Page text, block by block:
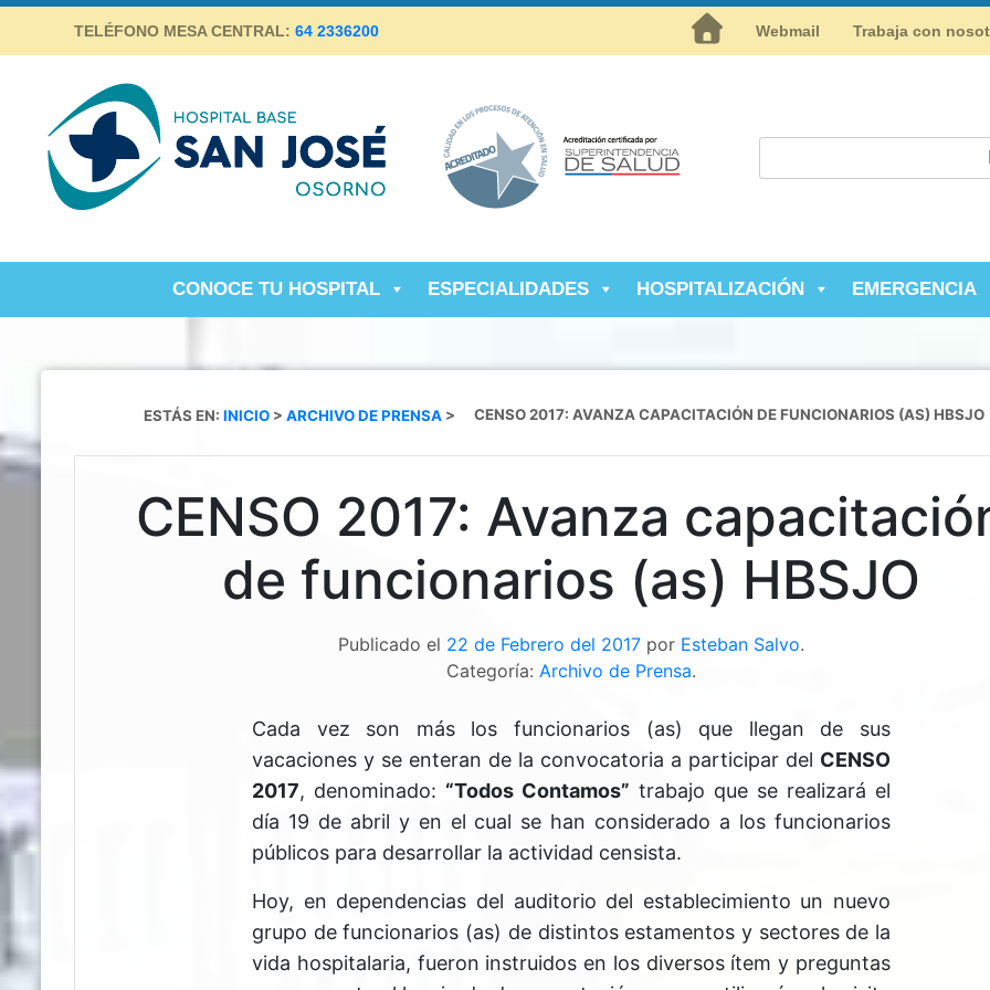
Skip
TELÉFONO MESA CENTRAL: 64 2336200 InicioWebmail Trabaja con
SALUD DE CALIDAD Y ALTA COMPLEJIDAD PARA LA
CONOCE TU HOSPITAL ESPECIALIDADES HOSPITALIZACIÓN EMERGENCIA
ESTÁS EN:INICIO >ARCHIVO DE PRENSA > CENSO 2017: AVANZA CAPACITACIÓN DE FUNCIONARIOS (AS) HBSJO
CENSO 2017: Avanza
de funcionarios (as) HBSJO
Publicado el 22 de Febrero del 2017 por Esteban Salvo.
Categoría: Archivo de Prensa.
Cada vez son más los funcionarios (as) que llegan de sus
vacaciones y se enteran de la convocatoria a participar del CENSO
2017, denominado: “Todos Contamos” trabajo que se realizará el
día 19 de abril y en el cual se han considerado a los funcionarios
públicos para desarrollar la actividad censista.
Hoy, en dependencias del auditorio del establecimiento un nuevo
grupo de funcionarios (as) de distintos estamentos y sectores de la
vida hospitalaria, fueron instruidos en los diversos ítem y preguntas